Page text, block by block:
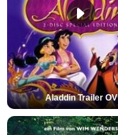
Aladdin Trailer OV